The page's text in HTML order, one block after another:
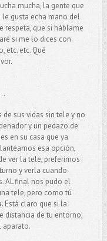
mucha, la gente que
gusta echa mano del
respeta, que si háblame
si me lo dices con
etc. etc. Qué
sus vidas sin tele y no
y un pedazo de
en su casa que ya
esa opción,
ver la tele, preferimos
y verla cuando
AL final nos pudo el
tele, pero como tú
Está claro que si la
de tu entorno,
aparato.